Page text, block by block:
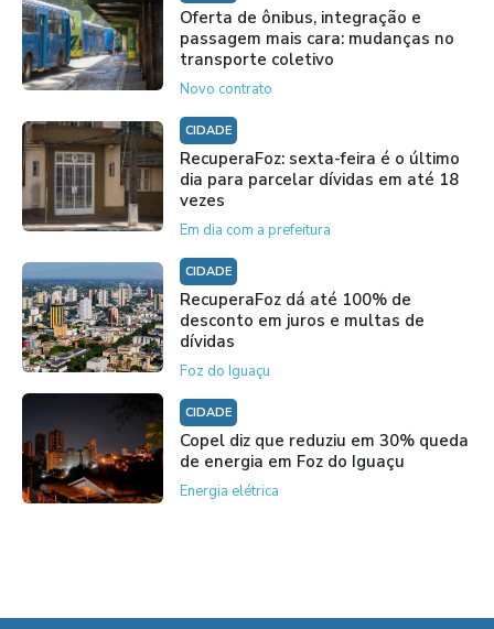
Oferta de ônibus, integração e
passagem mais cara: mudanças no
transporte coletivo
Novo contrato
CIDADE
RecuperaFoz: sexta-feira é o último
dia para parcelar dívidas em até 18
vezes
Em dia com a prefeitura
CIDADE
RecuperaFoz dá até 100% de
desconto em juros e multas de
dívidas
Foz do Iguaçu
CIDADE
Copel diz que reduziu em 30% queda
de energia em Foz do Iguaçu
Energia elétrica